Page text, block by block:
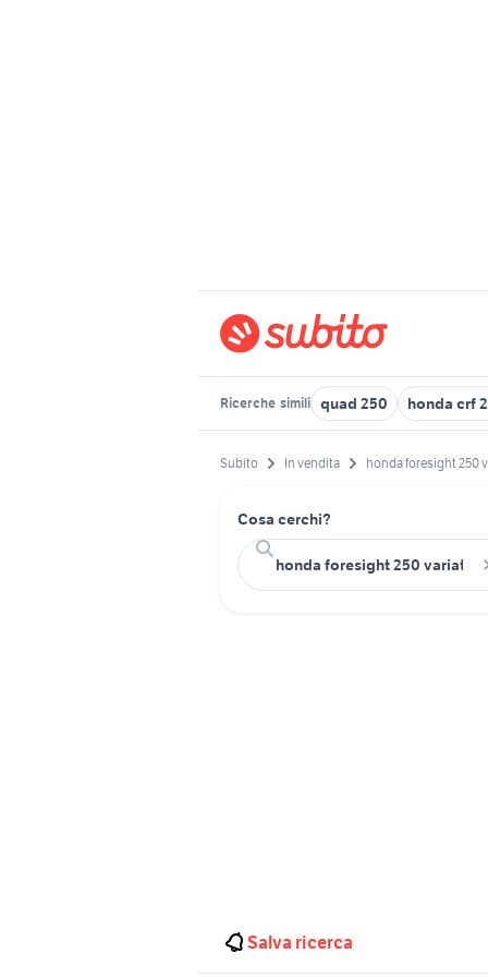
Ricerche simili quad 250 honda crf
Subito In vendita honda foresight 250
Cosa cerchi?
Salva ricerca